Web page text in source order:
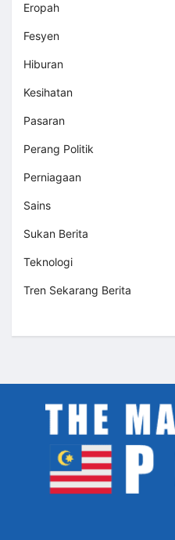
Eropah
Fesyen
Hiburan
Kesihatan
Pasaran
Perang Politik
Perniagaan
Sains
Sukan Berita
Teknologi
Tren Sekarang Berita